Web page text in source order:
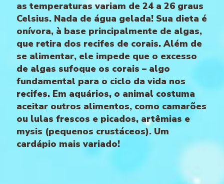
as temperaturas variam de 24 a 26 graus
Celsius. Nada de água gelada! Sua dieta é
onívora, à base principalmente de algas,
que retira dos recifes de corais. Além de
se alimentar, ele impede que o excesso
de algas sufoque os corais – algo
fundamental para o ciclo da vida nos
recifes. Em aquários, o animal costuma
aceitar outros alimentos, como camarões
ou lulas frescos e picados, artêmias e
mysis (pequenos crustáceos). Um
cardápio mais variado!